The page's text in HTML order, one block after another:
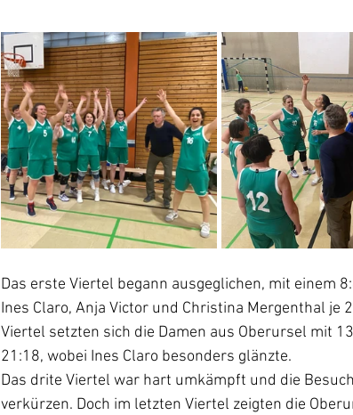
Das erste Viertel begann ausgeglichen, mit einem
Ines Claro, Anja Victor und Christina Mergenthal
Viertel setzten sich die Damen aus Oberursel mit
21:18, wobei Ines Claro besonders glänzte.
Das drite Viertel war hart umkämpft und die
verkürzen. Doch im letzten Viertel zeigten die